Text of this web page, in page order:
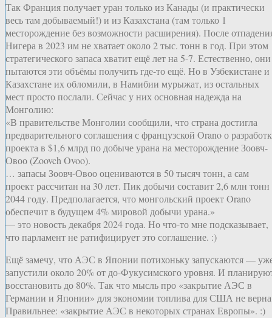
Так Франция получает уран только из Канады (и практически
весь там добываемый!) и из Казахстана (там только 1
месторождение без возможности расширения). После
Нигера в 2023 им не хватает около 2 тыс. тонн в год. При этом
стратегического запаса хватит ещё лет на 5-7. Естественно, они
пытаются эти объёмы получить где-то ещё. Но в Узбекистане и
Казахстане их обломили, в Намибии мурыжат, из остальных
мест просто послали. Сейчас у них основная надежда на
Монголию:
«В правительстве Монголии сообщили, что страна достигла
предварительного соглашения с французской Orano о
проекта в $1,6 млрд по добыче урана на месторождение Зоовч-
Овоо (Zoovch Ovoo).
… запасы Зоовч-Овоо оцениваются в 50 тысяч тонн, а сам
проект рассчитан на 30 лет. Пик добычи составит 2,6 млн тонн
2044 году. Предполагается, что монгольский проект Orano
обеспечит в будущем 4% мировой добычи урана.»
— это новость декабря 2024 года. Но что-то мне подсказывает,
что парламент не ратифицирует это соглашение. :)
Ещё замечу, что АЭС в Японии потихоньку запускаются —
запустили около 20% от до-Фукусимского уровня. И
восстановить до 80%. Так что мысль про «закрытие АЭС в
Германии и Японии» для экономии топлива для США не
Правильнее: «закрытие АЭС в некоторых странах Европы». :)